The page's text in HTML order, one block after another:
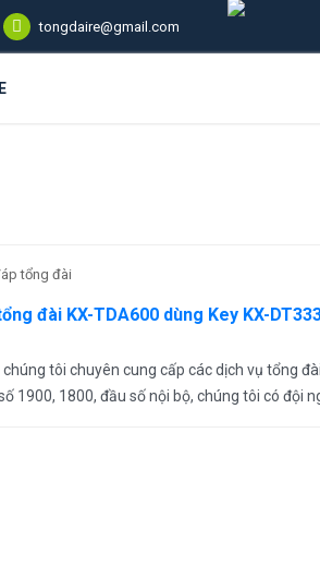
tongdaire@gmail.com
tổng đài
đài KX-TDA600 dùng Key KX-
tôi chuyên cung cấp các dịch vụ tổng
1900, 1800, đầu số nội bộ, chúng tôi có đội